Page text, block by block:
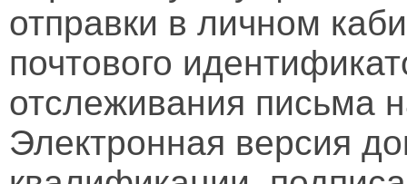
отправки в личном
почтового
отслеживания письма
Электронная версия